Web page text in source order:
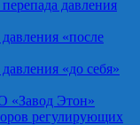
давления
«после
«до себя»
«Завод Этон»
регулирующих